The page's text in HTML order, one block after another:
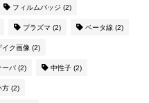
フィルムバッジ (2)
プラズマ (2) ベータ線 (2)
イク画像 (2)
ーバ (2) 中性子 (2)
方 (2)